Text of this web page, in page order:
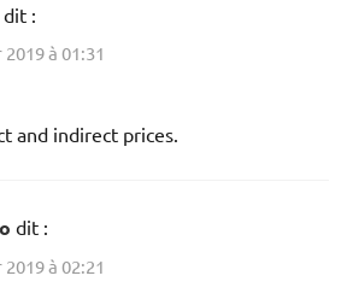
dit :
à 01:31
and indirect prices.
dit :
à 02:21